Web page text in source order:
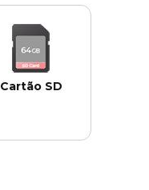
de SSD.
Cartão SD